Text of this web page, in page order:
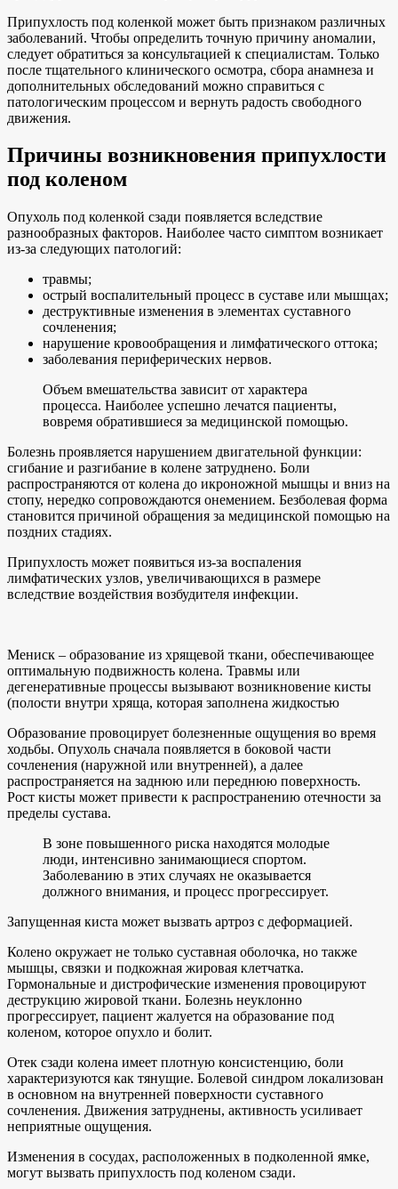
Припухлость под коленкой может быть признаком различных
заболеваний. Чтобы определить точную причину аномалии,
следует обратиться за консультацией к специалистам. Только
после тщательного клинического осмотра, сбора анамнеза и
дополнительных обследований можно справиться с
патологическим процессом и вернуть радость свободного
движения.
Причины возникновения припухлости
под коленом
Опухоль под коленкой сзади появляется вследствие
разнообразных факторов. Наиболее часто симптом возникает
из-за следующих патологий:
травмы;
острый воспалительный процесс в суставе или мышцах;
деструктивные изменения в элементах суставного
сочленения;
нарушение кровообращения и лимфатического оттока;
заболевания периферических нервов.
Объем вмешательства зависит от характера
процесса. Наиболее успешно лечатся пациенты,
вовремя обратившиеся за медицинской помощью.
Болезнь проявляется нарушением двигательной функции:
сгибание и разгибание в колене затруднено. Боли
распространяются от колена до икроножной мышцы и вниз на
стопу, нередко сопровождаются онемением. Безболевая форма
становится причиной обращения за медицинской помощью на
поздних стадиях.
Припухлость может появиться из-за воспаления
лимфатических узлов, увеличивающихся в размере
вследствие воздействия возбудителя инфекции.
Мениск – образование из хрящевой ткани, обеспечивающее
оптимальную подвижность колена. Травмы или
дегенеративные процессы вызывают возникновение кисты
(полости внутри хряща, которая заполнена жидкостью
Образование провоцирует болезненные ощущения во время
ходьбы. Опухоль сначала появляется в боковой части
сочленения (наружной или внутренней), а далее
распространяется на заднюю или переднюю поверхность.
Рост кисты может привести к распространению отечности за
пределы сустава.
В зоне повышенного риска находятся молодые
люди, интенсивно занимающиеся спортом.
Заболеванию в этих случаях не оказывается
должного внимания, и процесс прогрессирует.
Запущенная киста может вызвать артроз с деформацией.
Колено окружает не только суставная оболочка, но также
мышцы, связки и подкожная жировая клетчатка.
Гормональные и дистрофические изменения провоцируют
деструкцию жировой ткани. Болезнь неуклонно
прогрессирует, пациент жалуется на образование под
коленом, которое опухло и болит.
Отек сзади колена имеет плотную консистенцию, боли
характеризуются как тянущие. Болевой синдром локализован
в основном на внутренней поверхности суставного
сочленения. Движения затруднены, активность усиливает
неприятные ощущения.
Изменения в сосудах, расположенных в подколенной ямке,
могут вызвать припухлость под коленом сзади.